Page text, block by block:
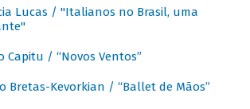
Lucas / "Italianos no Brasil, uma
Capitu / “Novos Ventos”
Bretas-Kevorkian / “Ballet de Mãos”